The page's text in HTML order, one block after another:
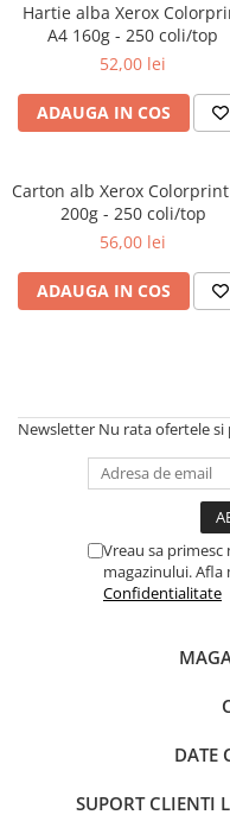
Hartie alba Xerox
A4 160g - 250 coli/top
52,00 lei
ADAUGA IN COS
Carton alb Xerox
200g - 250 coli/top
56,00 lei
ADAUGA IN COS
Newsletter Nu rata ofertele
Vreau sa
magazinului. Afla
Confidentialitate
DATE
SUPORT CLIENTI